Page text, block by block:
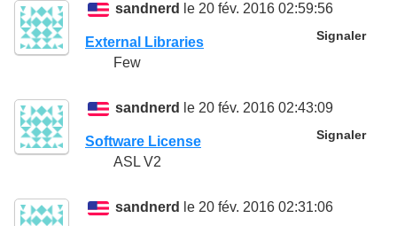
sandnerd le 20 fév. 2016 02:59:56
Signaler
External Libraries
Few
sandnerd le 20 fév. 2016 02:43:09
Signaler
Software License
ASL V2
sandnerd le 20 fév. 2016 02:31:06